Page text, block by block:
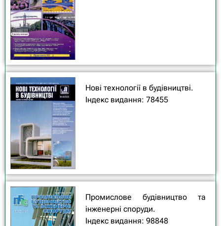
Нові технології в будівництві.
Індекс видання: 78455
Промислове будівництво та
інженерні споруди.
Індекс видання: 98848